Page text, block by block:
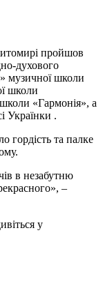
пройшов
духового
музичної школи
школи
«Гармонія», а
Українки .
гордість та палке
в незабутню
–
у